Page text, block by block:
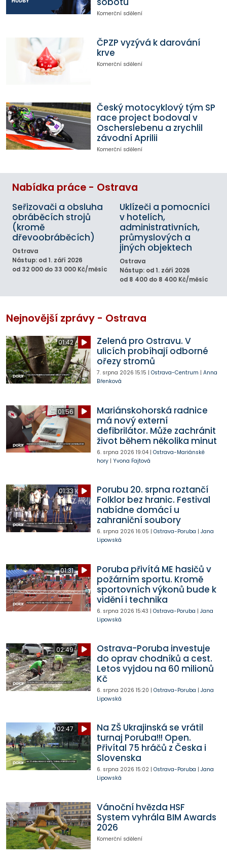
Komerční sdělení
ČPZP vyzývá k darování
krve
Komerční sdělení
Český motocyklový tým SP
race project bodoval v
Oscherslebenu a zrychlil
závodní Aprilii
Komerční sdělení
Nabídka práce - Ostrava
Seřizovači a obsluha
obráběcích strojů
(kromě
dřevoobráběcích)
Ostrava
Nástup: od 1. září 2026
od 32 000 do 33 000 Kč/měsíc
Uklízeči a pomocníci
v hotelích,
administrativních,
průmyslových a
jiných objektech
Ostrava
Nástup: od 1. září 2026
od 8 400 do 8 400 Kč/měsíc
Nejnovější zprávy - Ostrava
01:42
Zelená pro Ostravu. V
ulicích probíhají odborné
ořezy stromů
7. srpna 2026 15:15 | Ostrava-Centrum | Anna
Břenková
01:56
Mariánskohorská radnice
má nový externí
defibrilátor. Může zachránit
život během několika minut
6. srpna 2026 19:04| Ostrava-Mariánské
hory| Yvona Fajtová
01:33
Porubu 20. srpna roztančí
Folklor bez hranic. Festival
nabídne domácí u
zahraniční soubory
6. srpna 2026 16:05 | Ostrava-Poruba | Jana
Lipowská
01:31
Poruba přivítá ME hasičů v
požárním sportu. Kromě
sportovních výkonů bude k
vidění i technika
6. srpna 2026 15:43 | Ostrava-Poruba | Jana
Lipowská
02:49
Ostrava-Poruba investuje
do oprav chodníků a cest.
Letos vyjdou na 60 milionů
Kč
6. srpna 2026 15:20 | Ostrava-Poruba | Jana
Lipowská
02:47
Na ZŠ Ukrajinská se vrátil
turnaj Poruba!!! Open.
Přivítal 75 hráčů z Česka i
Slovenska
6. srpna 2026 15:02| Ostrava-Poruba | Jana
Lipowská
Vánoční hvězda HSF
System vyhrála BIM Awards
2026
Komerční sdělení